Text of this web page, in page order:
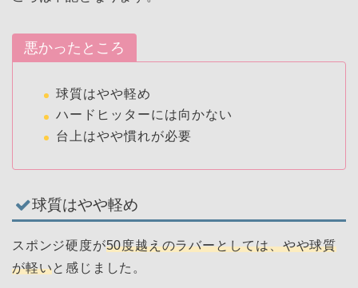
悪かったところ
球質はやや軽め
ハードヒッターには向かない
台上はやや慣れが必要
球質はやや軽め
スポンジ硬度が50度越えのラバーとしては、やや球質
が軽いと感じました。